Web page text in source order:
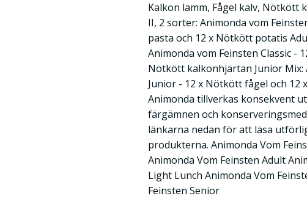
Kalkon lamm, Fågel kalv, Nötkött
II, 2 sorter: Animonda vom
pasta och 12 x Nötkött potatis
Animonda vom Feinsten Classic -
Nötkött kalkonhjärtan Junior Mix:
Junior - 12 x Nötkött fågel och 12
Animonda tillverkas konsekvent
färgämnen och
länkarna nedan för att läsa
produkterna. Animonda Vom
Animonda Vom Feinsten Adult
Light Lunch Animonda Vom
Feinsten Senior